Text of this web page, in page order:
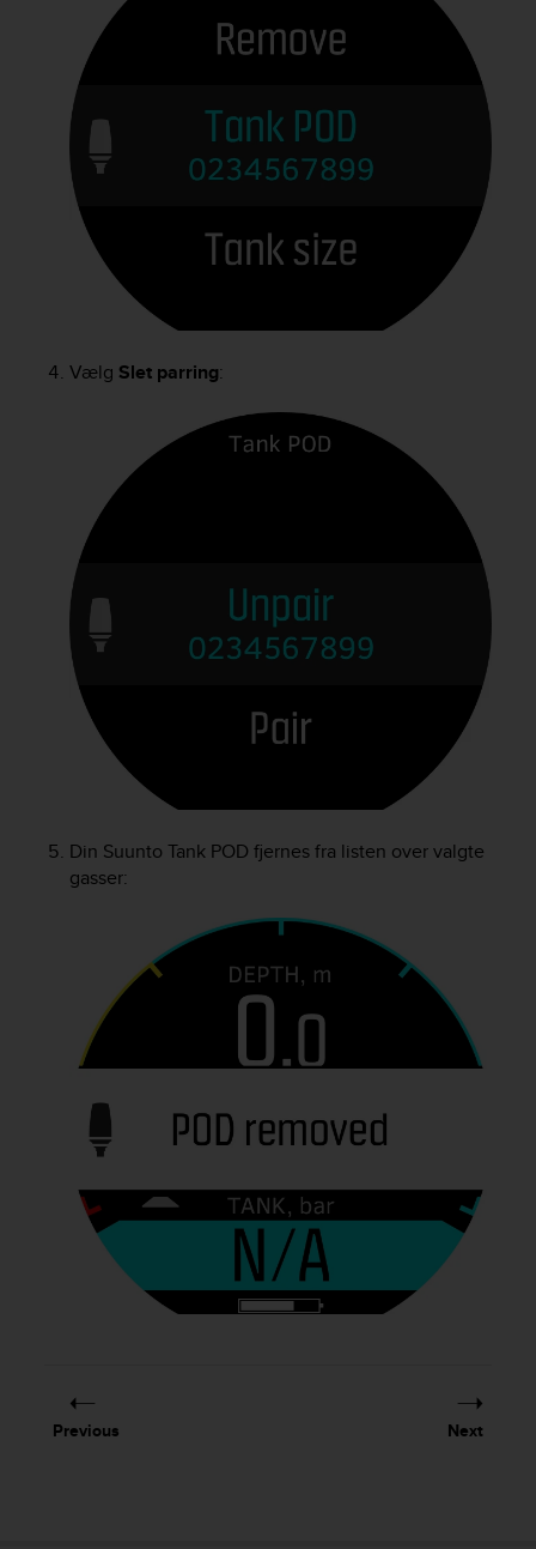
Vælg Slet parring:
Din Suunto Tank POD fjernes fra listen over valgte
gasser:
Previous Next